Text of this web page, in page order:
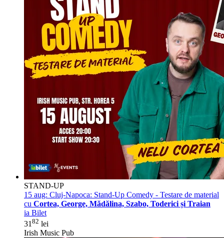
STAND-UP
15 aug: Cluj-Napoca: Stand-Up Comedy - Testare de material
cu Cortea, George, Mădălina, Szabo, Toderici și Traian
ia Bilet
31 82 lei
Irish Music Pub